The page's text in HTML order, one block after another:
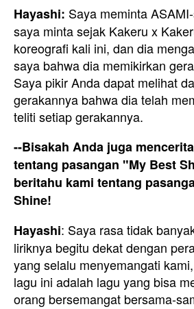
Hayashi: Saya meminta
saya minta sejak Kakeru x
koreografi kali ini, dan dia
saya bahwa dia memikirkan
Saya pikir Anda dapat melihat
gerakannya bahwa dia telah
teliti setiap gerakannya.
--Bisakah Anda juga
tentang pasangan "My Best
beritahu kami tentang
Shine!
Hayashi: Saya rasa tidak
liriknya begitu dekat dengan
yang selalu menyemangati
lagu ini adalah lagu yang bisa
orang bersemangat bersama-